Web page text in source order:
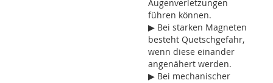
Augenverletzungen
führen können.
▶ Bei starken Magneten
besteht Quetschgefahr,
wenn diese einander
angenähert werden.
▶ Bei mechanischer